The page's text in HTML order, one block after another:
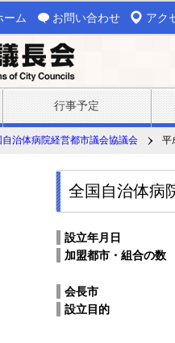
ーム お問い合わせ アク
行事予定
自治体病院経営都市議会協議会 平
全国自治体病
設立年月日
加盟都市・組合の数
会長市
設立目的